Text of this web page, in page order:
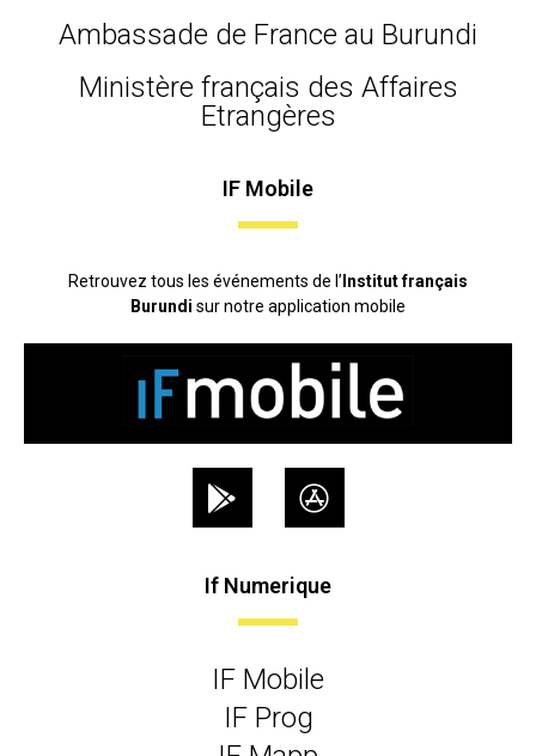
Ambassade de France au Burundi
Ministère français des Affaires
Etrangères
IF Mobile
Retrouvez tous les événements de l’ Institut français
Burundi sur notre application mobile
If Numerique
IF Mobile
IF Prog